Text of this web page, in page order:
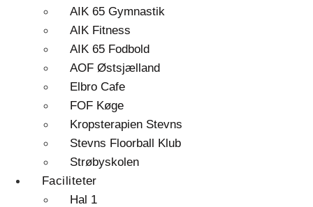
AIK 65 Gymnastik
AIK Fitness
AIK 65 Fodbold
AOF Østsjælland
Elbro Cafe
FOF Køge
Kropsterapien Stevns
Stevns Floorball Klub
Strøbyskolen
Faciliteter
Hal 1